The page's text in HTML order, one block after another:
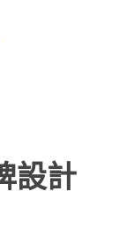
設計